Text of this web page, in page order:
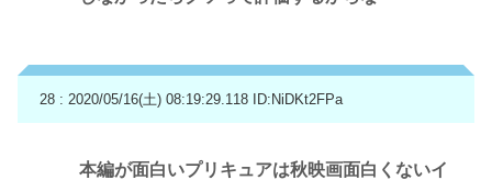
28 : 2020/05/16(土) 08:19:29.118 ID:NiDKt2FPa
本編が面白いプリキュアは秋映画面白くないイ